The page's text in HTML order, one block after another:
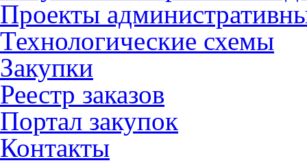
Проекты
Технологические схемы
Закупки
Реестр заказов
Портал закупок
Контакты